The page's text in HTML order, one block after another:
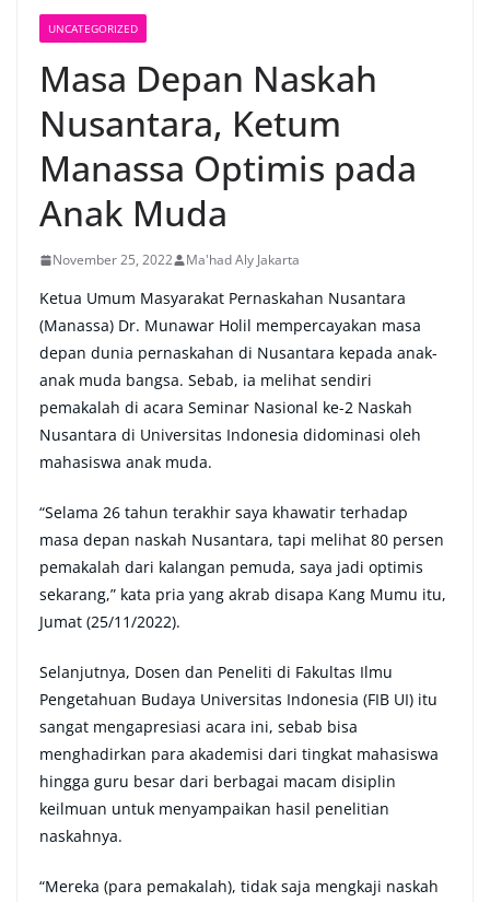
UNCATEGORIZED
Masa Depan Naskah
Nusantara, Ketum
Manassa Optimis pada
Anak Muda
November 25, 2022 Ma'had Aly Jakarta
Ketua Umum Masyarakat Pernaskahan Nusantara
(Manassa) Dr. Munawar Holil mempercayakan masa
depan dunia pernaskahan di Nusantara kepada anak-
anak muda bangsa. Sebab, ia melihat sendiri
pemakalah di acara Seminar Nasional ke-2 Naskah
Nusantara di Universitas Indonesia didominasi oleh
mahasiswa anak muda.
“Selama 26 tahun terakhir saya khawatir terhadap
masa depan naskah Nusantara, tapi melihat 80 persen
pemakalah dari kalangan pemuda, saya jadi optimis
sekarang,” kata pria yang akrab disapa Kang Mumu itu,
Jumat (25/11/2022).
Selanjutnya, Dosen dan Peneliti di Fakultas Ilmu
Pengetahuan Budaya Universitas Indonesia (FIB UI) itu
sangat mengapresiasi acara ini, sebab bisa
menghadirkan para akademisi dari tingkat mahasiswa
hingga guru besar dari berbagai macam disiplin
keilmuan untuk menyampaikan hasil penelitian
naskahnya.
“Mereka (para pemakalah), tidak saja mengkaji naskah